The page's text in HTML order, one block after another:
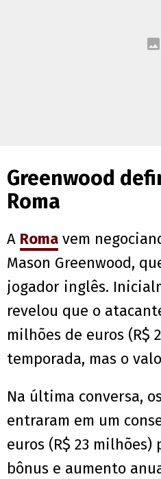
Greenwood
Roma
A Roma vem
Mason Greenwood,
jogador inglês.
revelou que o
milhões de euros (R$
temporada, mas o
Na última conversa,
entraram em um
euros (R$ 23
bônus e aumento